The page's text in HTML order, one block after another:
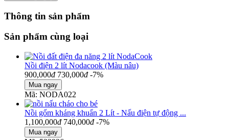
Thông tin sản phẩm
Sản phẩm cùng loại
Nồi điện 2 lít Nodacook (Màu nâu)
900,000đ 730,000đ -7%
Mã: NODA022
Nồi gốm kháng khuẩn 2 Lít - Nấu điện tự động ...
1,100,000đ 740,000đ -7%